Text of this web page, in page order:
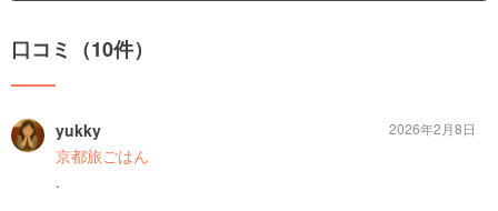
口コミ（10件）
yukky
京都旅ごはん
.
2026年2月8日